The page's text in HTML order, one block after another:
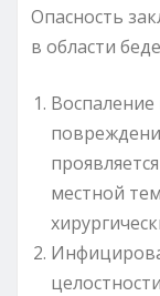
Опасность
в области
местной